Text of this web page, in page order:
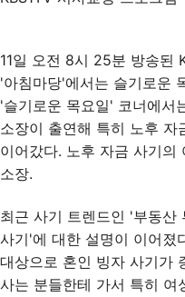
11일 오전 8시 25분 방송된
'아침마당'에서는 슬기로운
'슬기로운 목요일' 코너에서
소장이 출연해 특히 노후 자
이어갔다. 노후 자금 사기의
소장.
최근 사기 트렌드인 '부동산
사기'에 대한 설명이 이어졌
대상으로 혼인 빙자 사기가
사는 분들한테 가서 특히 여